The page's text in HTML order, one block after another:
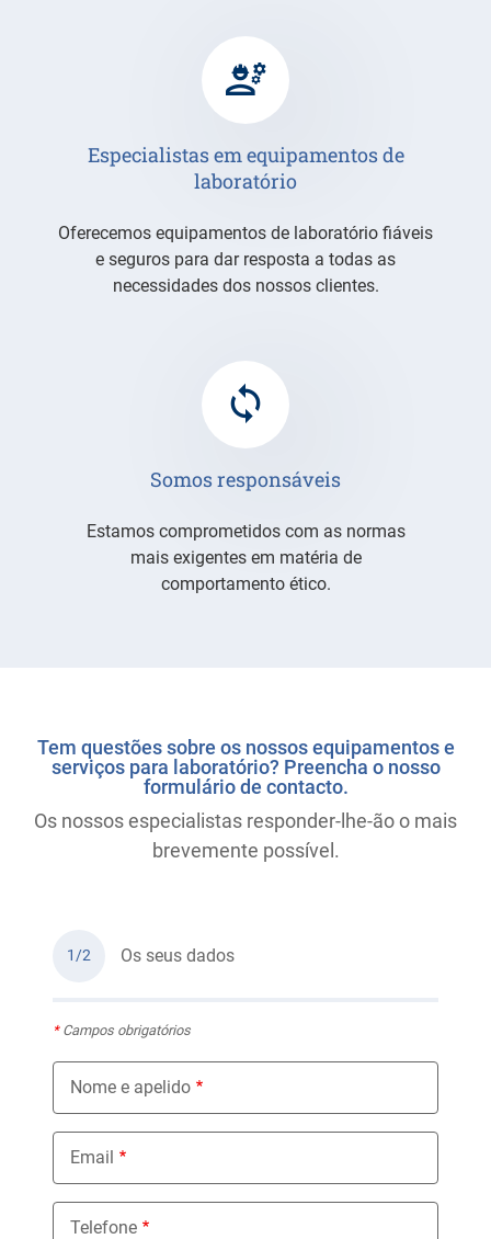
Especialistas em equipamentos de
laboratório
Oferecemos equipamentos de laboratório fiáveis
e seguros para dar resposta a todas as
necessidades dos nossos clientes.
Somos responsáveis
Estamos comprometidos com as normas
mais exigentes em matéria de
comportamento ético.
Tem questões sobre os nossos equipamentos e
serviços para laboratório? Preencha o nosso
formulário de contacto.
Os nossos especialistas responder-lhe-ão o mais
brevemente possível.
1/2 Os seus dados
*Campos obrigatórios
Nome e apelido
Email
Telefone